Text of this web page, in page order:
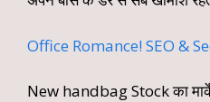
Office Romance! SEO &
New handbag Stock का